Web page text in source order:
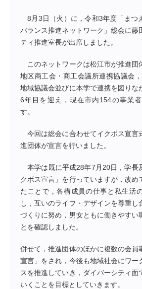
8月3日（火）に，令和3年度「まつ
バランス推進ネットワーク」総会に
ティ推進室長が出席しました。
このネットワークは松江市が推進団
地区商工会・商工会議所連携協議会
地域協議会並びに本学で連携を図りな
6年目を迎え，現在市内154の事業
す。
今回は総会に合わせてイクボス宣言
進団体が宣言を行いました。
本学は既に平成28年7月20日，学長
クボス宣言」を行っていますが，改め
たことで，各構成員の仕事と私生活
し，互いのライフ・デザインを尊重し
づくりに努め，男女ともに働きやすい
とを確認しました。
併せて，推進団体のほかに複数の会員
宣言」をされ，今後も地域社会にワー
スを推進していき，ダイバーシティ面
いくことを目標としていきます。